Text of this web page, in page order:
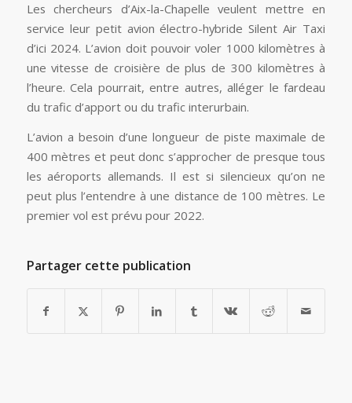
Les chercheurs d’Aix-la-Chapelle veulent mettre en
service leur petit avion électro-hybride Silent Air Taxi
d’ici 2024. L’avion doit pouvoir voler 1000 kilomètres à
une vitesse de croisière de plus de 300 kilomètres à
l’heure. Cela pourrait, entre autres, alléger le fardeau
du trafic d’apport ou du trafic interurbain.
L’avion a besoin d’une longueur de piste maximale de
400 mètres et peut donc s’approcher de presque tous
les aéroports allemands. Il est si silencieux qu’on ne
peut plus l’entendre à une distance de 100 mètres. Le
premier vol est prévu pour 2022.
Partager cette publication